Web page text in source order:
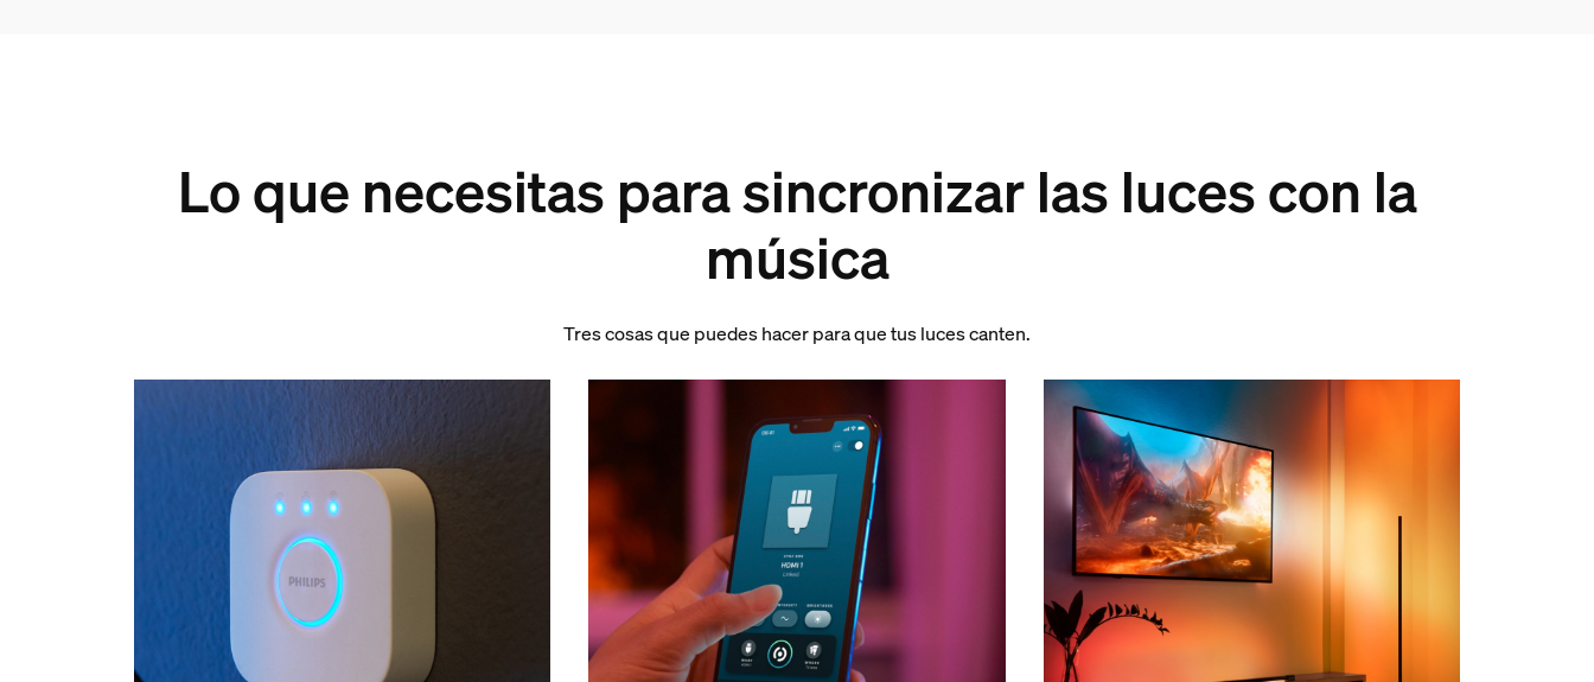
Lo que necesitas para sincronizar las luces con la
música
Tres cosas que puedes hacer para que tus luces canten.